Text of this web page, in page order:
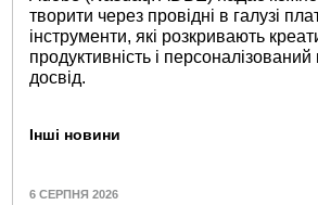
творити через провідні в галузі
інструменти, які розкривають
продуктивність і персоналізований
досвід.
Інші новини
6 СЕРПНЯ 2026